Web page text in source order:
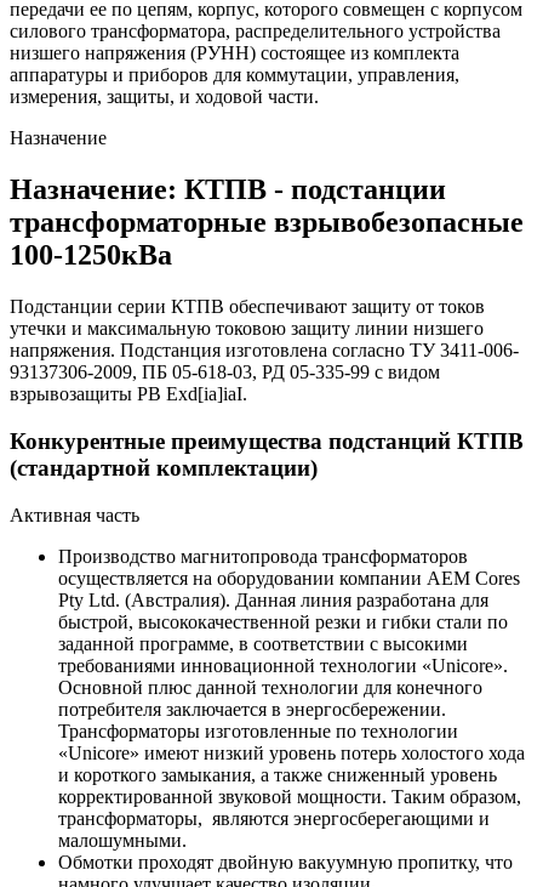
передачи ее по цепям, корпус, которого совмещен с корпусом
силового трансформатора, распределительного устройства
низшего напряжения (РУНН) состоящее из комплекта
аппаратуры и приборов для коммутации, управления,
измерения, защиты, и ходовой части.
Назначение
Назначение: КТПВ - подстанции
трансформаторные взрывобезопасные
100-1250кВа
Подстанции серии КТПВ обеспечивают защиту от токов
утечки и максимальную токовою защиту линии низшего
напряжения. Подстанция изготовлена согласно ТУ 3411-006-
93137306-2009, ПБ 05-618-03, РД 05-335-99 с видом
взрывозащиты РВ Exd[ia]iaI.
Конкурентные преимущества подстанций КТПВ
(стандартной комплектации)
Активная часть
Производство магнитопровода трансформаторов
осуществляется на оборудовании компании AEM Cores
Pty Ltd. (Австралия). Данная линия разработана для
быстрой, высококачественной резки и гибки стали по
заданной программе, в соответствии с высокими
требованиями инновационной технологии «Unicore».
Основной плюс данной технологии для конечного
потребителя заключается в энергосбережении.
Трансформаторы изготовленные по технологии
«Unicore» имеют низкий уровень потерь холостого хода
и короткого замыкания, а также сниженный уровень
корректированной звуковой мощности. Таким образом,
трансформаторы, являются энергосберегающими и
малошумными.
Обмотки проходят двойную вакуумную пропитку, что